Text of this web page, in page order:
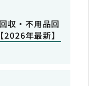
収・不用品回
年最新】